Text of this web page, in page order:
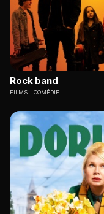
Rock band
FILMS COMÉDIE